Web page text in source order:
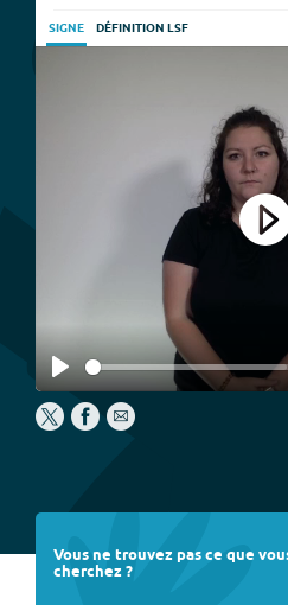
SIGNE DÉFINITION LSF
Play
Vous ne trouvez pas ce que
cherchez ?